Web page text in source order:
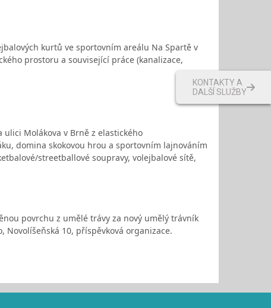
kurtů ve sportovním areálu Na Spartě v
prostoru a související práce (kanalizace,
Molákova v Brně z elastického
domina skokovou hrou a sportovním lajnováním
streetballové soupravy, volejbalové sítě,
povrchu z umělé trávy za nový umělý trávník
10, příspěvková organizace.
KONTAKTY A
DALŠÍ SLUŽBY